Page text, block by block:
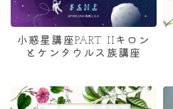
小惑星講座PART IIキロン
とケンタウルス族講座